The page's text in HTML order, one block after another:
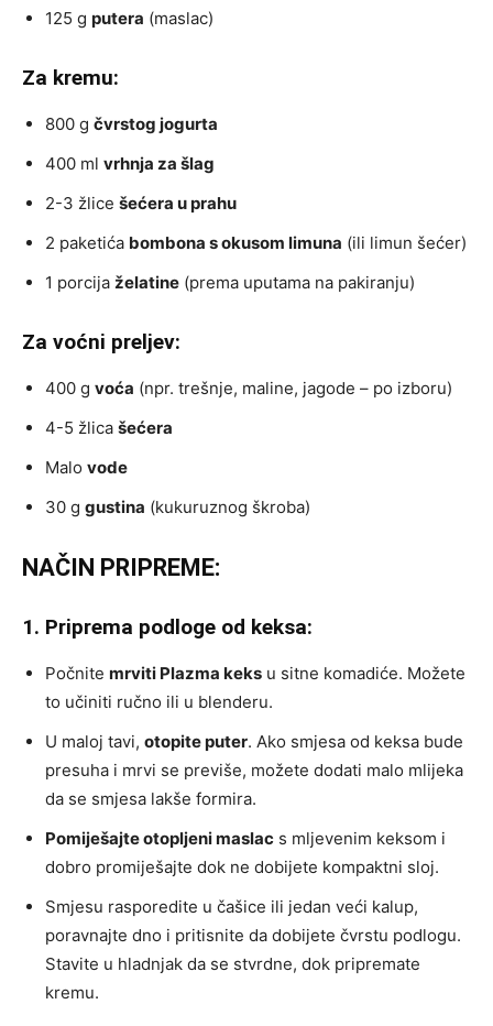
125 g putera (maslac)
Za kremu:
800 g čvrstog jogurta
400 ml vrhnja za šlag
2-3 žlice šećera u prahu
2 paketića bombona s okusom limuna (ili limun šećer)
1 porcija želatine (prema uputama na pakiranju)
Za voćni preljev:
400 g voća (npr. trešnje, maline, jagode – po izboru)
4-5 žlica šećera
Malo vode
30 g gustina (kukuruznog škroba)
NAČIN PRIPREME:
1. Priprema podloge od keksa:
Počnite mrviti Plazma keks u sitne komadiće. Možete
to učiniti ručno ili u blenderu.
U maloj tavi, otopite puter. Ako smjesa od keksa bude
presuha i mrvi se previše, možete dodati malo mlijeka
da se smjesa lakše formira.
Pomiješajte otopljeni maslac s mljevenim keksom i
dobro promiješajte dok ne dobijete kompaktni sloj.
Smjesu rasporedite u čašice ili jedan veći kalup,
poravnajte dno i pritisnite da dobijete čvrstu podlogu.
Stavite u hladnjak da se stvrdne, dok pripremate
kremu.